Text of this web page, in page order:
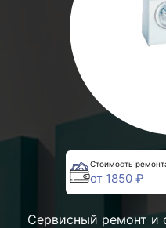
Стоимость
от 1850 ₽
Сервисный ремонт и